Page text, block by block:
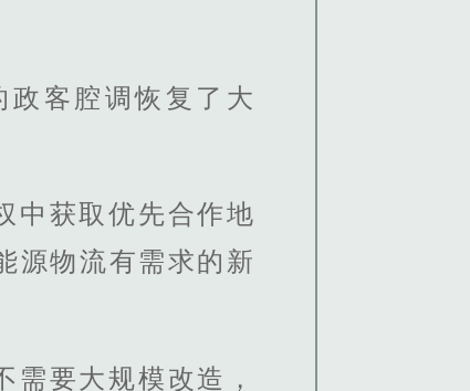
客腔调恢复了大
中获取优先合作地
源物流有需求的新
要大规模改造，